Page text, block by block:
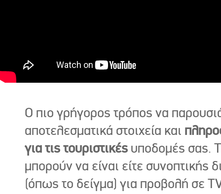
Ο πιο γρήγορος τρόπος να
αποτελεσματικά στοιχεία και
για τις τουριστικές υποδομές σας.
μπορούν να είναι είτε συνοπτικής
(όπως το δείγμα) για προβολή σε